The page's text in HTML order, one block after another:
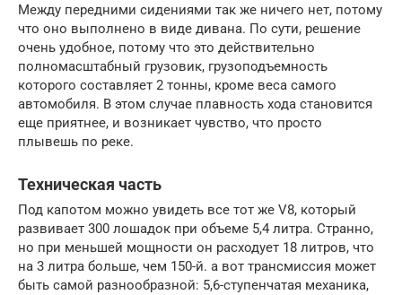
Между передними сидениями так же ничего нет, потому
что оно выполнено в виде дивана. По сути, решение
очень удобное, потому что это действительно
полномасштабный грузовик, грузоподъемность
которого составляет 2 тонны, кроме веса самого
автомобиля. В этом случае плавность хода становится
еще приятнее, и возникает чувство, что просто
плывешь по реке.
Техническая часть
Под капотом можно увидеть все тот же V8, который
развивает 300 лошадок при объеме 5,4 литра. Странно,
но при меньшей мощности он расходует 18 литров, что
на 3 литра больше, чем 150-й. а вот трансмиссия может
быть самой разнообразной: 5,6-ступенчатая механика,